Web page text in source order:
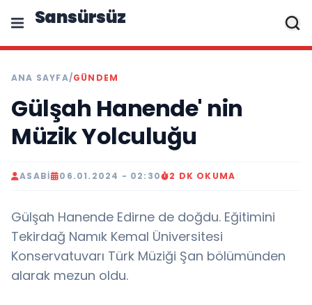
Sansürsüz
ANA SAYFA/GÜNDEM
Gülşah Hanende' nin
Müzik Yolculuğu
ASABI 06.01.2024 - 02:30 2 DK OKUMA
Gülşah Hanende Edirne de doğdu. Eğitimini
Tekirdağ Namık Kemal Üniversitesi
Konservatuvarı Türk Müziği Şan bölümünden
alarak mezun oldu.